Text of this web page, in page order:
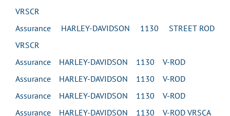
VRSCR
Assurance HARLEY-DAVIDSON 1130 STREET ROD
VRSCR
Assurance HARLEY-DAVIDSON 1130 V-ROD
Assurance HARLEY-DAVIDSON 1130 V-ROD
Assurance HARLEY-DAVIDSON 1130 V-ROD
Assurance HARLEY-DAVIDSON 1130 V-ROD VRSCA